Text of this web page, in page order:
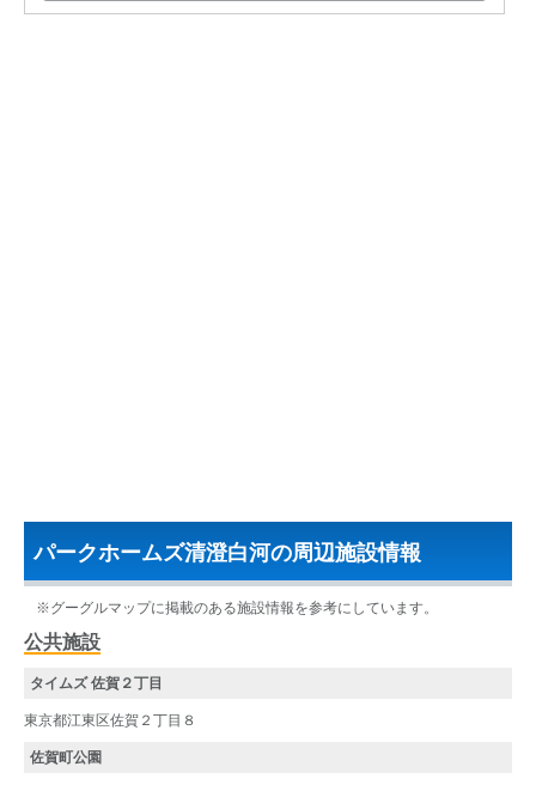
パークホームズ清澄白河の周辺施設情報
※グーグルマップに掲載のある施設情報を参考にしています。
公共施設
タイムズ 佐賀２丁目
東京都江東区佐賀２丁目８
佐賀町公園